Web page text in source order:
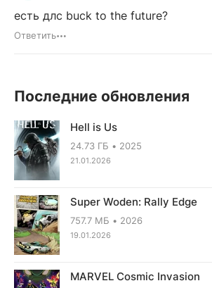
есть длс buck to the future?
Ответить
Последние обновления
Hell is Us
24.73 ГБ 2025
21.01.2026
Super Woden: Rally Edge
757.7 МБ 2026
19.01.2026
MARVEL Cosmic Invasion